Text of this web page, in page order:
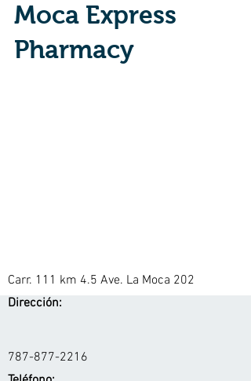
Moca Express
Pharmacy
Carr. 111 km 4.5 Ave. La Moca 202
Dirección:
787-877-2216